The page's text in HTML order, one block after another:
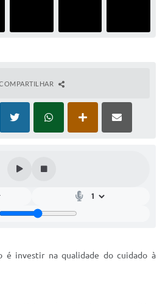
é investir na qualidade do cuidado à